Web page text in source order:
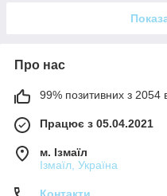
Про нас
99% позитивних з 2054
Працює з 05.04.2021
м. Ізмаїл
Ізмаїл, Україна